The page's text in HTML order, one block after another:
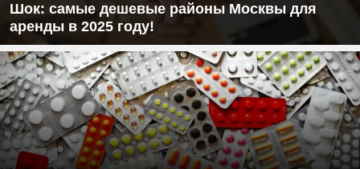
Шок: самые дешевые районы Москвы для
аренды в 2025 году!